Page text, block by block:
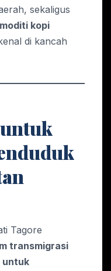
sekaligus
kopi
di kancah
Tagore
transmigrasi
untuk